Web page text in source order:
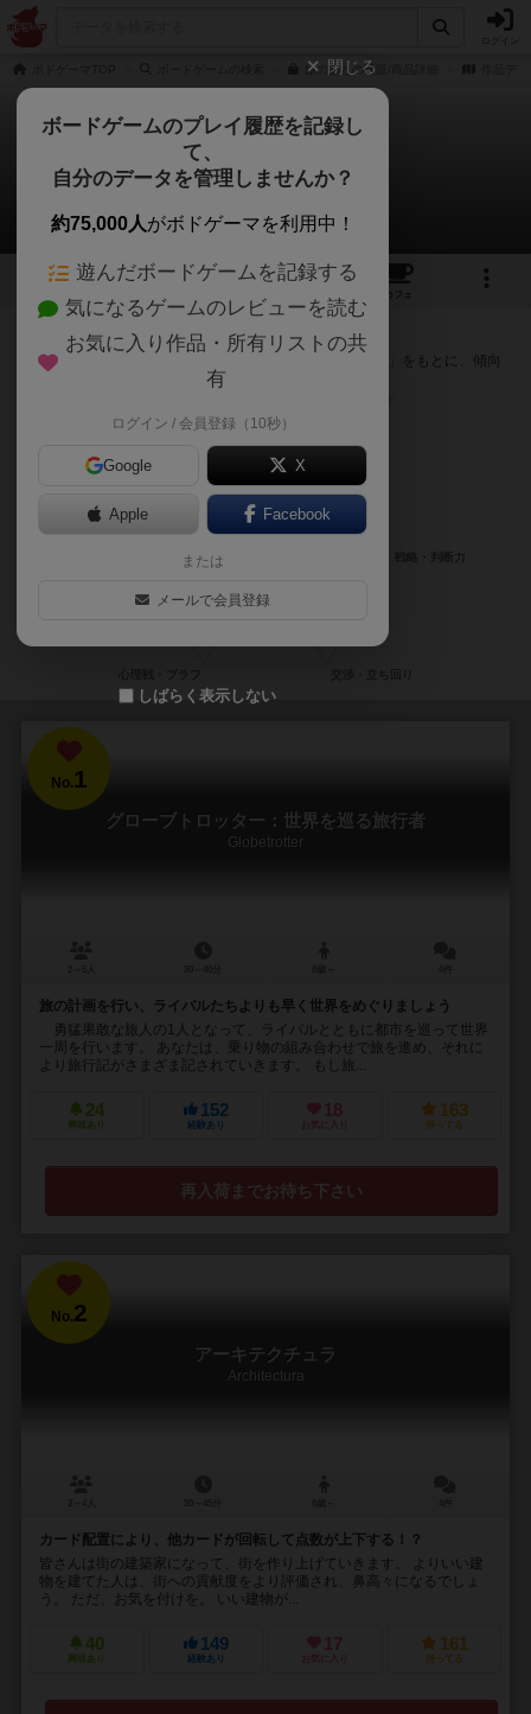
旅のあとの通販/商品詳細
旅のあと
次のおすすめボードゲーム
2 2
カフェ
『旅のあと』が好きな方へのおすすめ
このゲームのトップページで投票された「プレイ感の評価」をもとに、傾向
が近いボードゲームをランキング形式で紹介します。
No.1
グローブトロッター：世界を巡る旅行者
Globetrotter
旅の計画を行い、ライバルたちよりも早く世界をめぐりましょう
勇猛果敢な旅人の1人となって、ライバルとともに都市を巡って世界
一周を行います。 あなたは、乗り物の組み合わせで旅を進め、それに
より旅行記がさまざま記されていきます。 もし旅...
24
興味あり
152
経験あり
18
お気に入り
163
持ってる
再入荷までお待ち下さい
No.2
アーキテクチュラ
Architectura
カード配置により、他カードが回転して点数が上下する！？
皆さんは街の建築家になって、街を作り上げていきます。 よりいい建
物を建てた人は、街への貢献度をより評価され、鼻高々になるでしょ
う。 ただ、お気を付けを。 いい建物が...
40
興味あり
149
経験あり
17
お気に入り
161
持ってる
閉じる
ボードゲームのプレイ履歴を記録し
て、
自分のデータを管理しませんか？
約75,000人がボドゲーマを利用中！
遊んだボードゲームを記録する
気になるゲームのレビューを読む
お気に入り作品・所有リストの共
有
ログイン / 会員登録（10秒）
Google X
Apple Facebook
または
メールで会員登録
しばらく表示しない